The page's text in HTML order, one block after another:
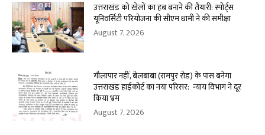
उत्तराखंड को खेलों का हब बनाने की तैयारी: स्पोर्ट्स
यूनिवर्सिटी परियोजना की सीएम धामी ने की समीक्षा
August 7, 2026
गौलापार नहीं, बेलबाबा (रामपुर रोड) के पास बनेगा
उत्तराखंड हाईकोर्ट का नया परिसर: न्याय विभाग ने दूर
किया भ्रम
August 7, 2026